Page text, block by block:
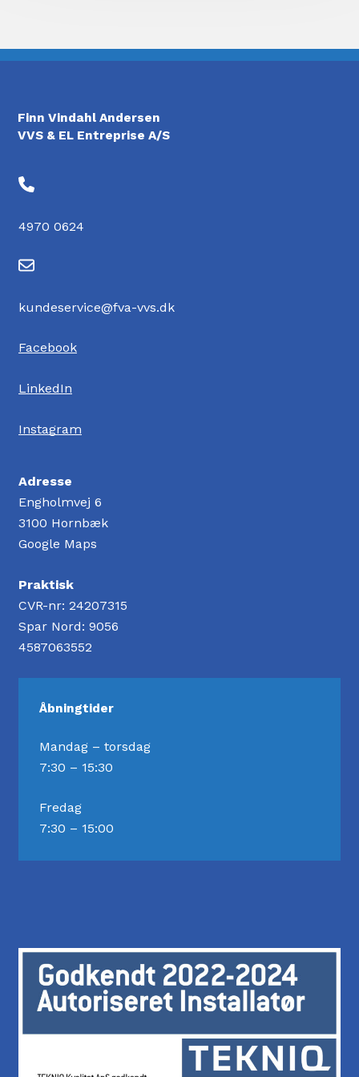
Finn Vindahl Andersen
VVS & EL Entreprise A/S
4970 0624
kundeservice@fva-vvs.dk
Facebook
LinkedIn
Instagram
Adresse
Engholmvej 6
3100 Hornbæk
Google Maps
Praktisk
CVR-nr: 24207315
Spar Nord: 9056
4587063552
Åbningtider
Mandag – torsdag
7:30 – 15:30
Fredag
7:30 – 15:00